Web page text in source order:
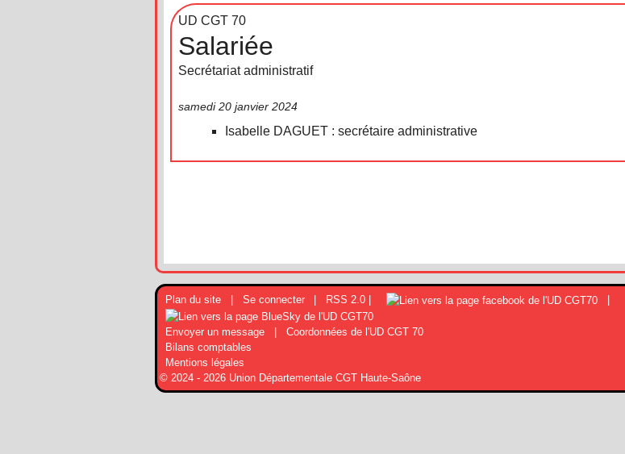
UD CGT 70
Salariée
Secrétariat administratif
samedi 20 janvier 2024
Isabelle DAGUET : secrétaire administrative
Plan du site | Se connecter | RSS 2.0 | |
Envoyer un message |
Coordonnées de l'UD CGT 70
Bilans comptables
Mentions légales
© 2024 - 2026 Union Départementale CGT Haute-Saône